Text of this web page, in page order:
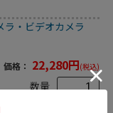
最大フラッシュ距
ではクローズア
形アルカリ電池(LR6)本●
800)●フラッ
) /充電時間:7秒以下(新品
10パック(メーカー試験
ィルム インスタントフィ
ラ・ビデオカメラ
価格： 22,280円(税込)
数量